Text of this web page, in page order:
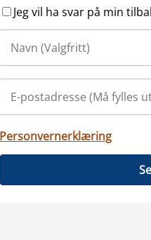
Jeg vil ha svar på min
Personvernerklæring